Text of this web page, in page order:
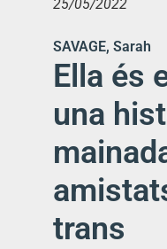
25/05/2022
SAVAGE, Sarah
Ella és
una
trans